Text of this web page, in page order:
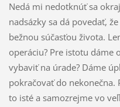
Nedá mi nedotknúť sa
nadsázky sa dá povedať,
bežnou súčasťou života.
operáciu? Pre istotu dáme
vybaviť na úrade? Dáme
pokračovať do
to isté a samozrejme vo